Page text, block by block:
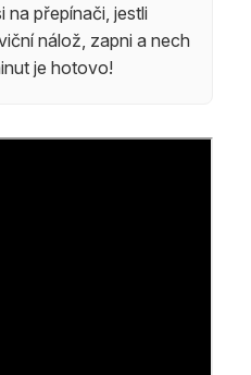
na přepínači, jestli
nálož, zapni a nech
je hotovo!